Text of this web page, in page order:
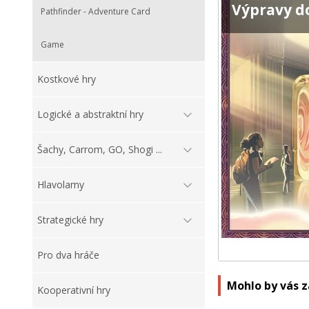
Pathfinder - Adventure Card
Game
Kostkové hry
Logické a abstraktní hry
Šachy, Carrom, GO, Shogi ...
Hlavolamy
Strategické hry
Pro dva hráče
Kooperativní hry
Výpravy
Mohlo by vás